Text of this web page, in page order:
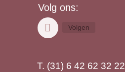
Volg ons:
Volgen
T. (31) 6 42 62 32 22